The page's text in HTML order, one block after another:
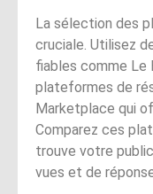
La sélection des
cruciale. Utilisez
fiables comme Le
plateformes de
Marketplace qui
Comparez ces
trouve votre
vues et de